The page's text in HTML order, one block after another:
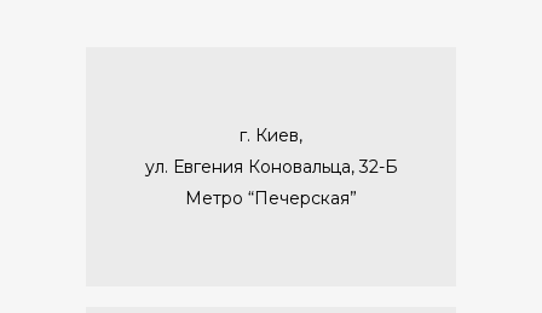
г. Киев,
ул. Евгения Коновальца, 32-Б
Метро “Печерская”